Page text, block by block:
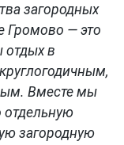
загородных
Громово — это
отдых в
Вместе мы
отдельную
загородную